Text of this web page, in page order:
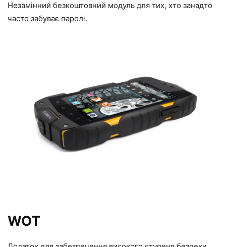
Незамінний безкоштовний модуль для тих, хто занадто
часто забуває паролі.
WOT